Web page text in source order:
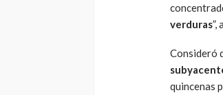
verduras”,
Consideró
quincenas